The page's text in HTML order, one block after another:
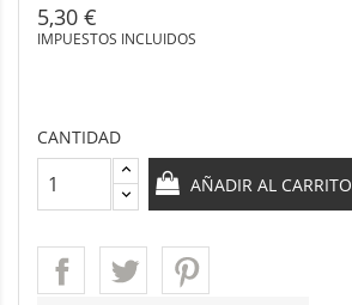
5,30 €
IMPUESTOS INCLUIDOS
CANTIDAD
AÑADIR AL CARRITO